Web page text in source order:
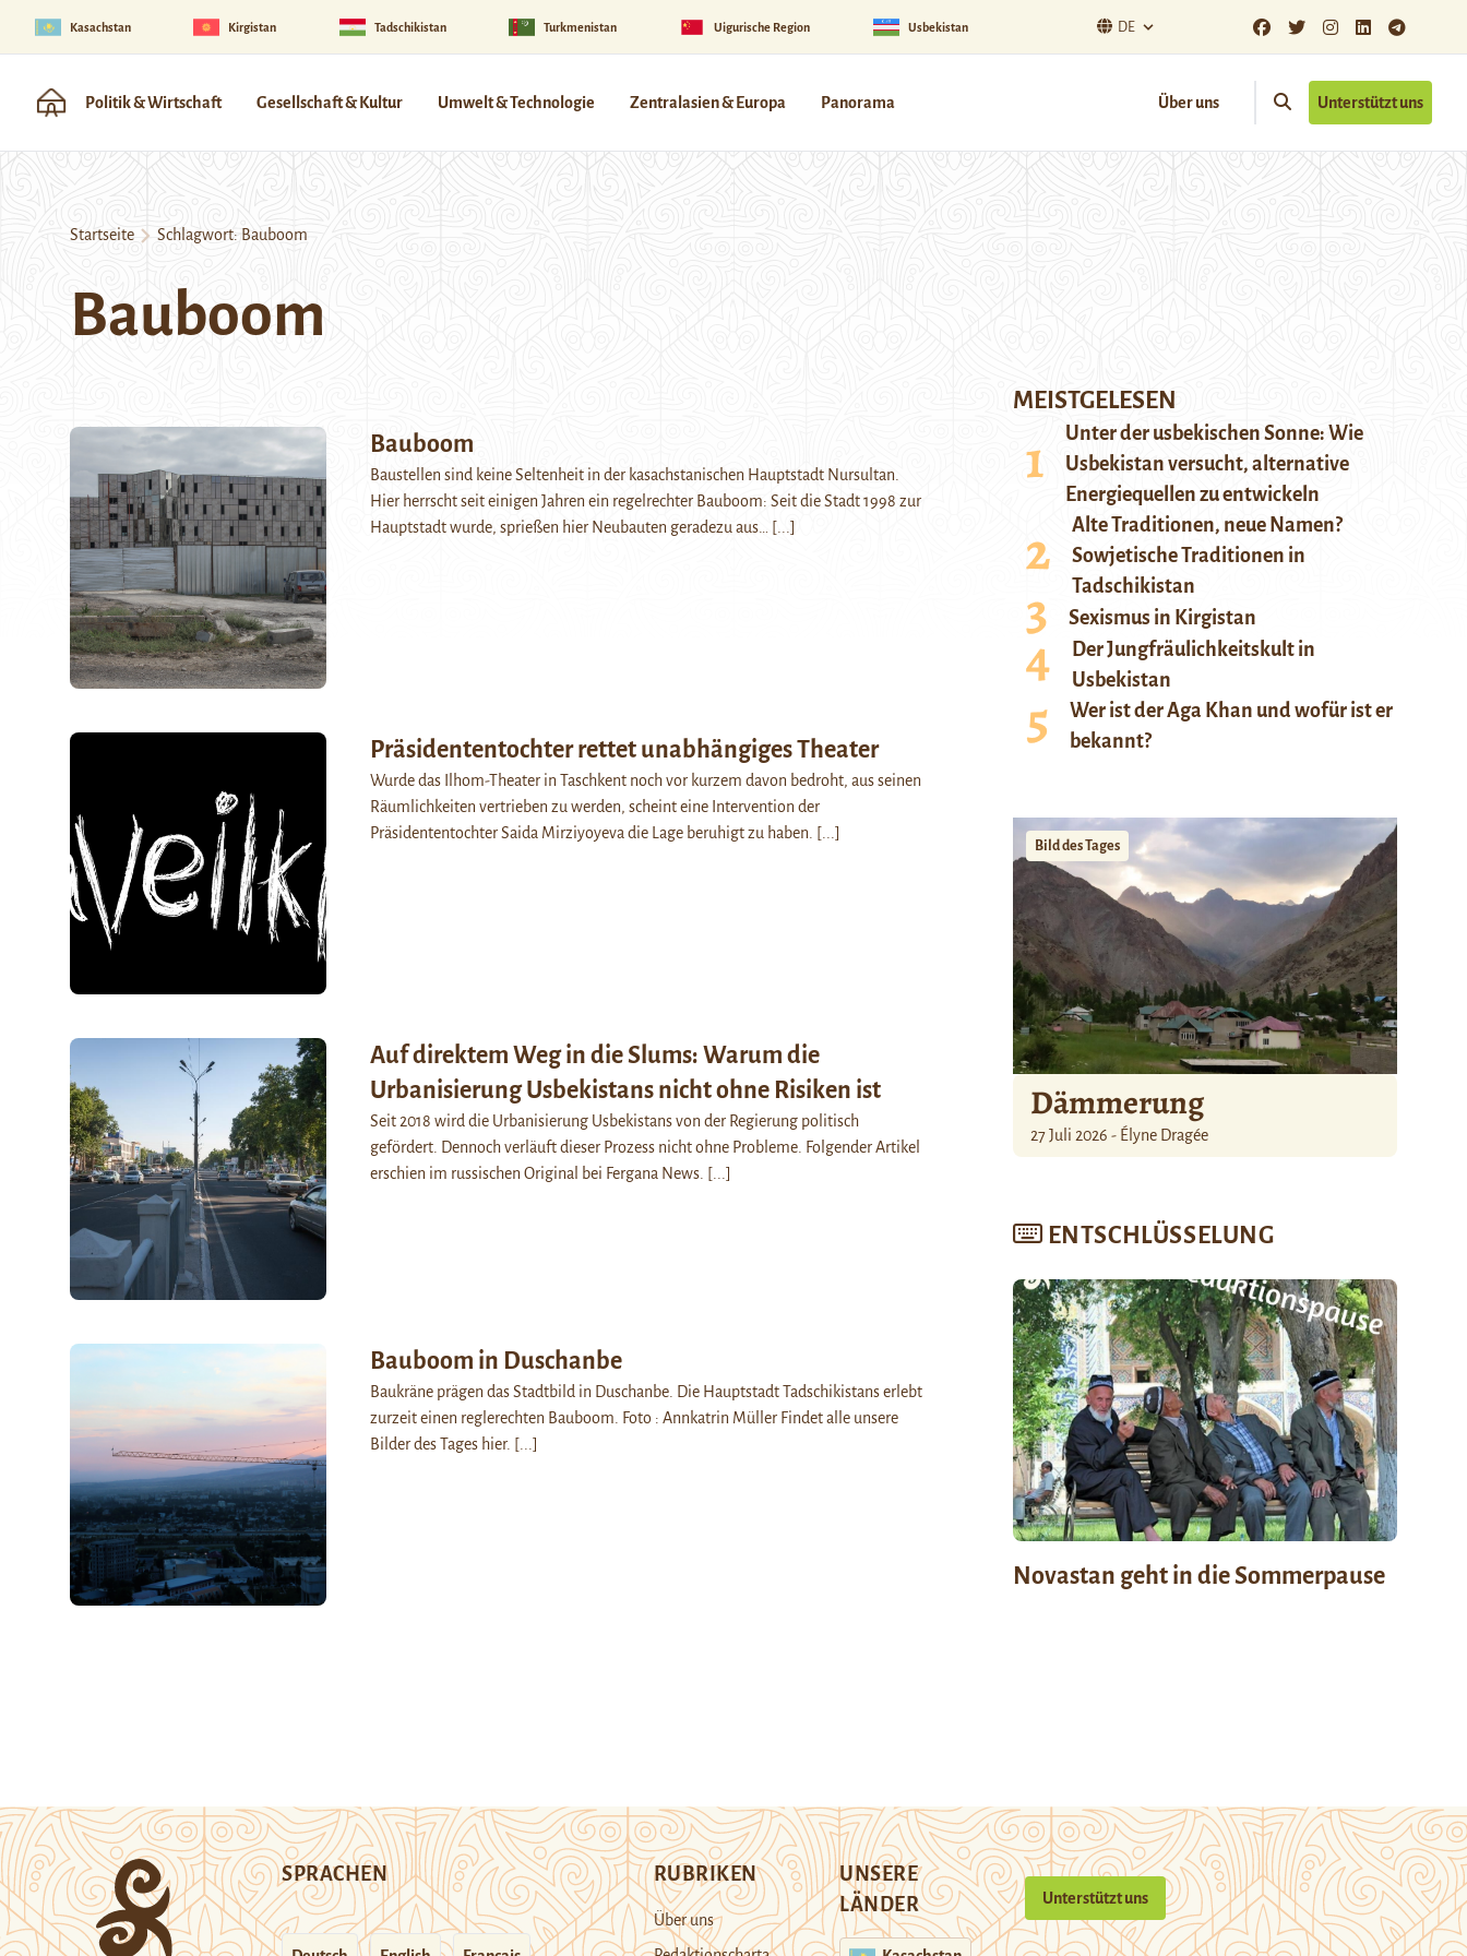
Kasachstan Kirgistan Tadschikistan Turkmenistan Uigurische Region Usbekistan DE
Politik & Wirtschaft Gesellschaft & Kultur Umwelt & Technologie Zentralasien & Europa Panorama Über uns Unterstützt uns
Startseite Schlagwort: Bauboom
Bauboom
Bauboom
Baustellen sind keine Seltenheit in der kasachstanischen Hauptstadt Nursultan.
Hier herrscht seit einigen Jahren ein regelrechter Bauboom: Seit die Stadt 1998 zur
Hauptstadt wurde, sprießen hier Neubauten geradezu aus…
[...]
Präsidententochter rettet unabhängiges Theater
Wurde das Ilhom-Theater in Taschkent noch vor kurzem davon bedroht, aus seinen
Räumlichkeiten vertrieben zu werden, scheint eine Intervention der
Präsidententochter Saida Mirziyoyeva die Lage beruhigt zu haben.
[...]
Auf direktem Weg in die Slums: Warum die
Urbanisierung Usbekistans nicht ohne Risiken ist
Seit 2018 wird die Urbanisierung Usbekistans von der Regierung politisch
gefördert. Dennoch verläuft dieser Prozess nicht ohne Probleme. Folgender Artikel
erschien im russischen Original bei Fergana News. [...]
Bauboom in Duschanbe
Baukräne prägen das Stadtbild in Duschanbe. Die Hauptstadt Tadschikistans erlebt
zurzeit einen reglerechten Bauboom. Foto : Annkatrin Müller Findet alle unsere
Bilder des Tages hier. [...]
MEISTGELESEN
Unter der usbekischen Sonne: Wie
Usbekistan versucht, alternative
Energiequellen zu entwickeln
Alte Traditionen, neue Namen?
Sowjetische Traditionen in
Tadschikistan
Sexismus in Kirgistan
Der Jungfräulichkeitskult in
Usbekistan
Wer ist der Aga Khan und wofür ist er
bekannt?
Bild des Tages
Dämmerung
27 Juli 2026 - Élyne Dragée
ENTSCHLÜSSELUNG
Novastan geht in die Sommerpause
SPRACHEN RUBRIKEN
Über uns
UNSERE
LÄNDER
Unterstützt uns